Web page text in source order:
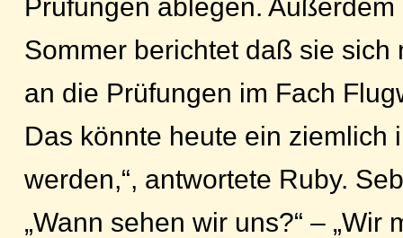
Prüfungen ablegen.
Sommer berichtet daß sie sich
an die Prüfungen im Fach
Das könnte heute ein ziemlich
werden,“, antwortete Ruby.
„Wann sehen wir uns?“ – „Wir